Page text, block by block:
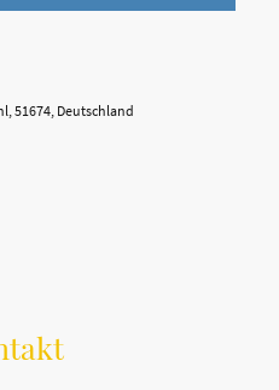
51674, Deutschland